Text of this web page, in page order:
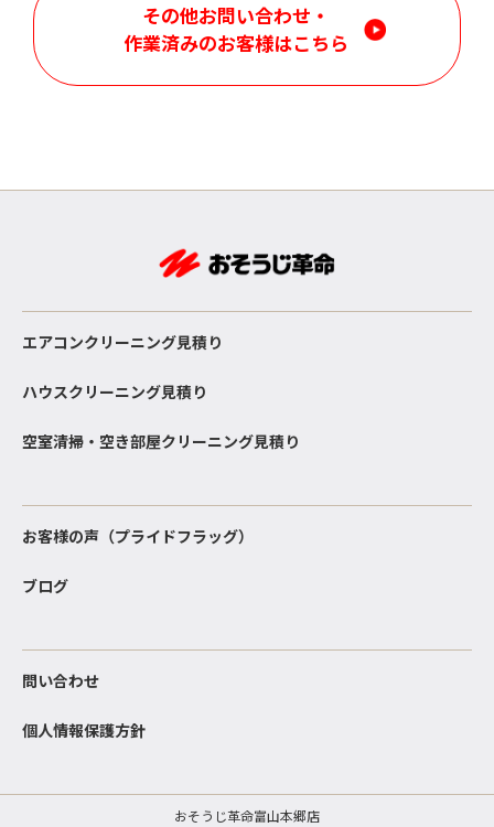
その他お問い合わせ・
作業済みのお客様はこちら
エアコンクリーニング見積り
ハウスクリーニング見積り
空室清掃・空き部屋クリーニング見積り
お客様の声（プライドフラッグ）
ブログ
問い合わせ
個人情報保護方針
おそうじ革命富山本郷店